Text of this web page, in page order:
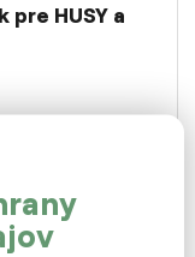
pre HUSY a
a kačíc, ktorý
Tento…